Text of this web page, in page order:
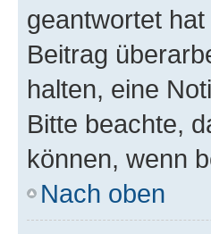
geantwortet
Beitrag
halten, eine
Bitte beachte,
können, wenn
Nach oben